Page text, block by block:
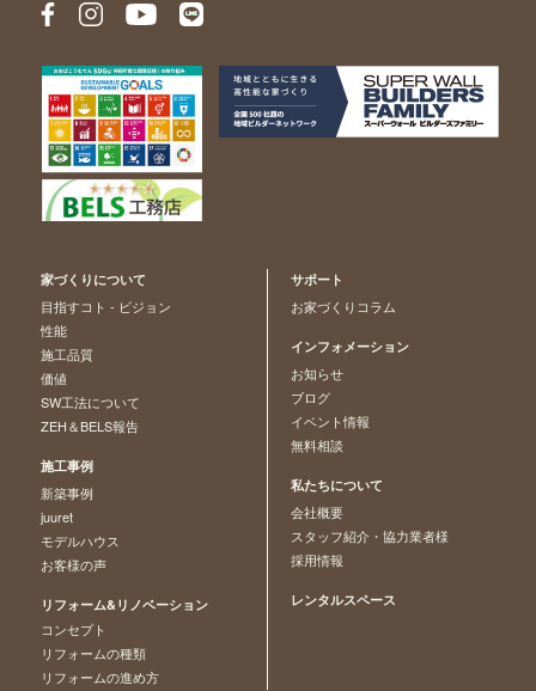
家づくりについて
目指すコト - ビジョン
性能
施工品質
価値
SW工法について
ZEH＆BELS報告
施工事例
新築事例
juuret
モデルハウス
お客様の声
リフォーム&リノベーション
コンセプト
リフォームの種類
リフォームの進め方
サポート
お家づくりコラム
インフォメーション
お知らせ
ブログ
イベント情報
無料相談
私たちについて
会社概要
スタッフ紹介・協力業者様
採用情報
レンタルスペース